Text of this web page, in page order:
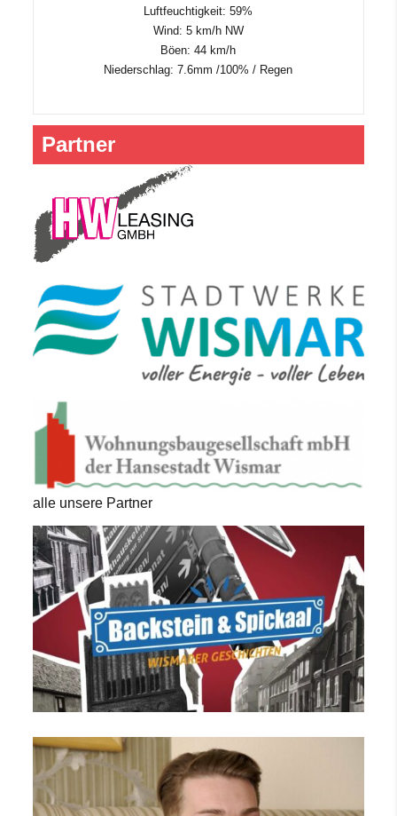
Luftfeuchtigkeit: 59%
Wind: 5 km/h NW
Böen: 44 km/h
Niederschlag:7.6mm /100% / Regen
Partner
alle unsere Partner